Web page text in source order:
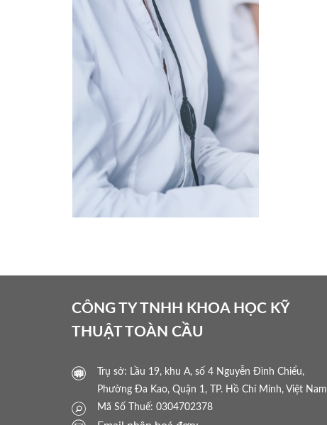
CÔNG TY TNHH KHOA HỌC KỸ
THUẬT TOÀN CẦU
Trụ sở: Lầu 19, khu A, số 4 Nguyễn Đình Chiểu,
Phường Đa Kao, Quận 1, TP. Hồ Chí Minh, Việt Nam
Mã Số Thuế: 0304702378